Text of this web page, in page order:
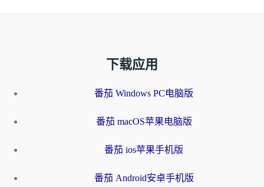
下载应用
番茄 Windows PC电脑版
番茄 macOS苹果电脑版
番茄 ios苹果手机版
番茄 Android安卓手机版